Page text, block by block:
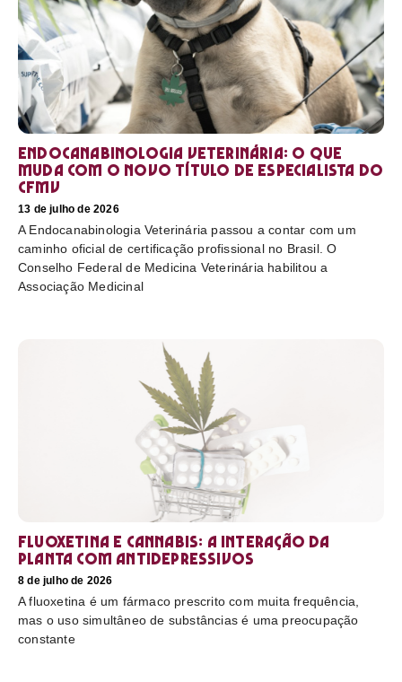
Endocanabinologia Veterinária: o que
muda com o novo título de especialista do
CFMV
13 de julho de 2026
A Endocanabinologia Veterinária passou a contar com um
caminho oficial de certificação profissional no Brasil. O
Conselho Federal de Medicina Veterinária habilitou a
Associação Medicinal
Fluoxetina e Cannabis: a interação da
planta com antidepressivos
8 de julho de 2026
A fluoxetina é um fármaco prescrito com muita frequência,
mas o uso simultâneo de substâncias é uma preocupação
constante